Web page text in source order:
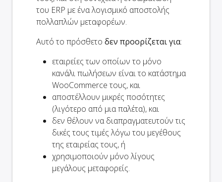
του ERP με ένα λογισμικό αποστολής
πολλαπλών μεταφορέων.
Αυτό το πρόσθετο δεν προορίζεται για:
εταιρείες των οποίων το μόνο
κανάλι πωλήσεων είναι το κατάστημα
WooCommerce τους, και
αποστέλλουν μικρές ποσότητες
(λιγότερο από μια παλέτα), και
δεν θέλουν να διαπραγματευτούν τις
δικές τους τιμές λόγω του μεγέθους
της εταιρείας τους, ή
χρησιμοποιούν μόνο λίγους
μεγάλους μεταφορείς.